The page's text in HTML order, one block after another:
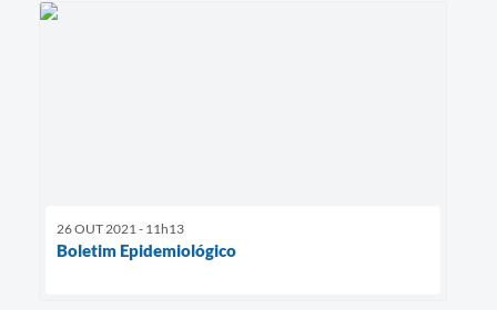
26 OUT 2021 - 11h13
Boletim Epidemiológico